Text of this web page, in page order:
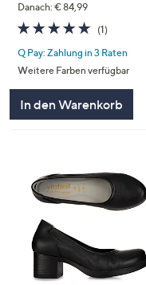
Danach: € 84,99
5.0
von
5
(1)1
Q Pay: Zahlung in 3 Raten
Weitere Farben verfügbar
In den Warenkorb